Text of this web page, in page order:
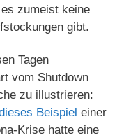
zumeist keine
gibt.
Tagen
vom Shutdown
zu illustrieren:
Beispiel einer
Krise hatte eine